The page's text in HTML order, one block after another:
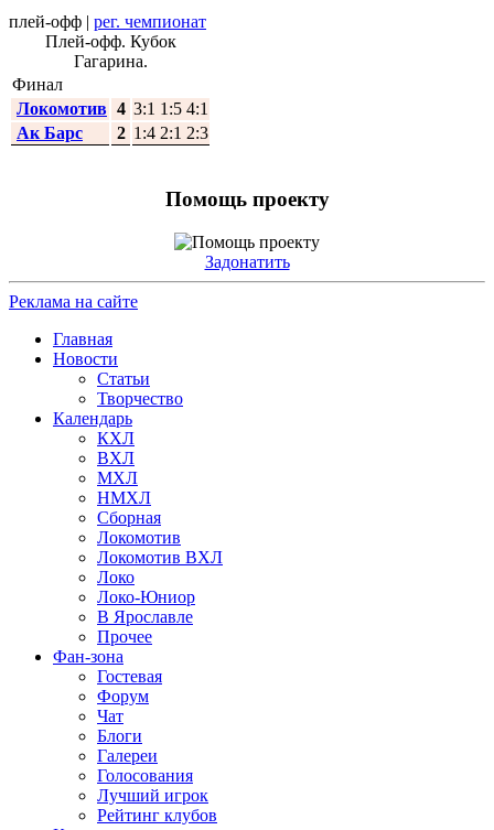
плей-офф | рег. чемпионат
Плей-офф. Кубок
Гагарина.
Финал
Локомотив 4 3:1 1:5 4:1
Ак Барс
2 1:4 2:1 2:3
Помощь проекту
Задонатить
Реклама на сайте
Главная
Новости
Статьи
Творчество
Календарь
КХЛ
ВХЛ
МХЛ
НМХЛ
Сборная
Локомотив
Локомотив ВХЛ
Локо
Локо-Юниор
В Ярославле
Прочее
Фан-зона
Гостевая
Форум
Чат
Блоги
Галереи
Голосования
Лучший игрок
Рейтинг клубов